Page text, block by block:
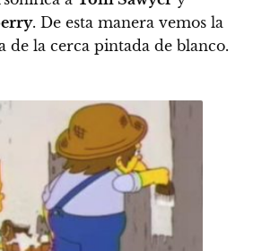
. De esta manera vemos la
de la cerca pintada de blanco.